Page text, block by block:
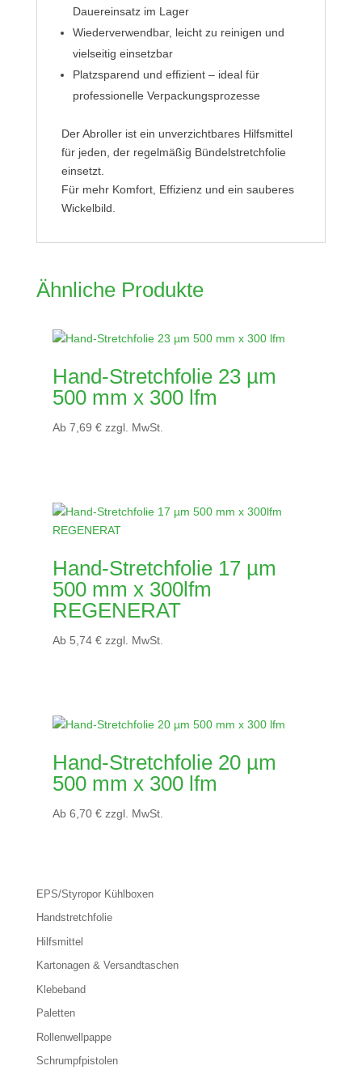
Dauereinsatz im Lager
Wiederverwendbar, leicht zu reinigen und
vielseitig einsetzbar
Platzsparend und effizient – ideal für
professionelle Verpackungsprozesse
Der Abroller ist ein unverzichtbares Hilfsmittel
für jeden, der regelmäßig Bündelstretchfolie
einsetzt.
Für mehr Komfort, Effizienz und ein sauberes
Wickelbild.
Ähnliche Produkte
Hand-Stretchfolie 23 µm
500 mm x 300 lfm
Ab 7,69 € zzgl. MwSt.
Hand-Stretchfolie 17 µm
500 mm x 300lfm
REGENERAT
Ab 5,74 € zzgl. MwSt.
Hand-Stretchfolie 20 µm
500 mm x 300 lfm
Ab 6,70 € zzgl. MwSt.
EPS/Styropor Kühlboxen
Handstretchfolie
Hilfsmittel
Kartonagen & Versandtaschen
Klebeband
Paletten
Rollenwellpappe
Schrumpfpistolen